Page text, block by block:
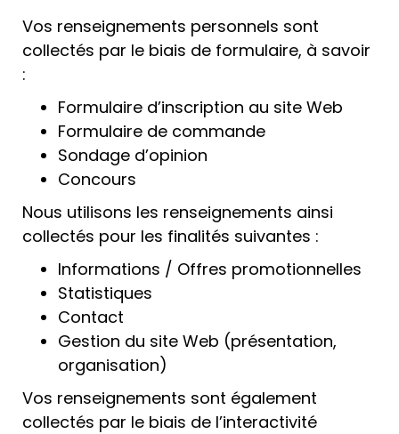
Vos renseignements personnels sont
collectés par le biais de formulaire, à savoir
:
Formulaire d’inscription au site Web
Formulaire de commande
Sondage d’opinion
Concours
Nous utilisons les renseignements ainsi
collectés pour les finalités suivantes :
Informations / Offres promotionnelles
Statistiques
Contact
Gestion du site Web (présentation,
organisation)
Vos renseignements sont également
collectés par le biais de l’interactivité